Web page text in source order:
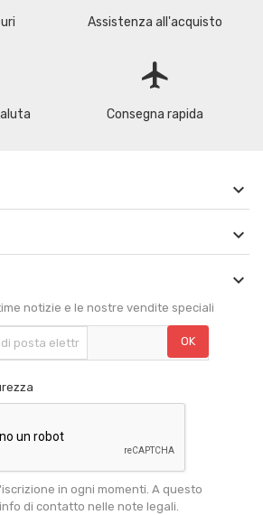
Assistenza all'acquisto
flight
Consegna rapida



notizie e le nostre vendite speciali
in ogni momenti. A questo
di contatto nelle note legali.